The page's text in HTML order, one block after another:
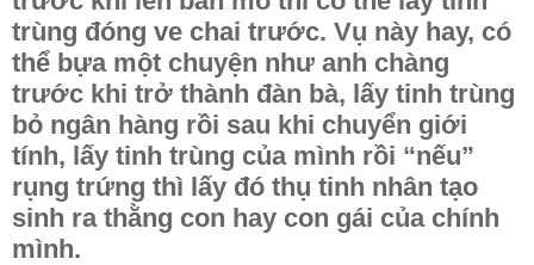
trùng đóng ve chai trước. Vụ này hay, có
thể bựa một chuyện như anh chàng
trước khi trở thành đàn bà, lấy tinh trùng
bỏ ngân hàng rồi sau khi chuyển giới
tính, lấy tinh trùng của mình rồi “nếu”
rụng trứng thì lấy đó thụ tinh nhân tạo
sinh ra thằng con hay con gái của chính
mình.